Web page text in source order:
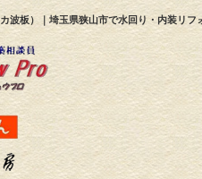
板）｜埼玉県狭山市で水回り・内装リフ